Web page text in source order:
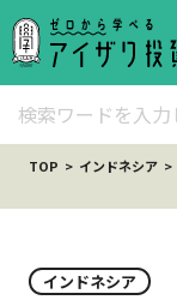
TOP インドネシア
インドネシア